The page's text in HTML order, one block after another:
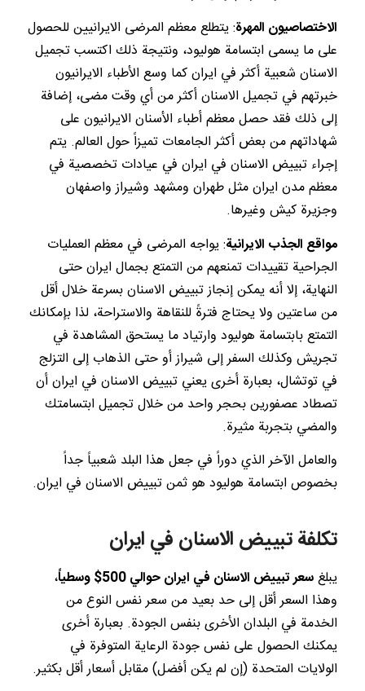
الاختصاصيون المهرة: يتطلع معظم المرضى الايرانيين للحصول
على ما يسمى ابتسامة هوليود، ونتيجة ذلك اكتسب تجميل
الاسنان شعبية أكثر في ايران كما وسع الأطباء الايرانيون
خبرتهم في تجميل الاسنان أكثر من أي وقت مضى، إضافة
إلى ذلك فقد حصل معظم أطباء الأسنان الايرانيون على
شهاداتهم من بعض أكثر الجامعات تميزاً حول العالم. يتم
إجراء تبييض الاسنان في ايران في عيادات تخصصية في
معظم مدن ايران مثل طهران ومشهد وشيراز واصفهان
وجزيرة كيش وغيرها.
مواقع الجذب الايرانية: يواجه المرضى في معظم العمليات
الجراحية تقييدات تمنعهم من التمتع بجمال ايران حتى
النهاية، إلا أنه يمكن إنجاز تبييض الاسنان بسرعة خلال أقل
من ساعتين ولا يحتاج فترةً للنقاهة والاستراحة، لذا بإمكانك
التمتع بابتسامة هوليود وارتياد ما يستحق المشاهدة في
تجريش وكذلك السفر إلى شيراز أو حتى الذهاب إلى التزلج
في توتشال، بعبارة أخرى يعني تبييض الاسنان في ايران أن
تصطاد عصفورين بحجر واحد من خلال تجميل ابتسامتك
والمضي بتجربة مثيرة.
والعامل الآخر الذي دوراً في جعل هذا البلد شعبياً جداً
بخصوص ابتسامة هوليود هو ثمن تبييض الاسنان في ايران.
تكلفة تبييض الاسنان في ايران
يبلغسعر تبييض الاسنان في ايران حوالي 500$ وسطياً
،
وهذا السعر أقل إلى حد بعيد من سعر نفس النوع من
الخدمة في البلدان الأخرى بنفس الجودة. بعبارة أخرى
يمكنك الحصول على نفس جودة الرعاية المتوفرة في
الولايات المتحدة (إن لم يكن أفضل) مقابل أسعار أقل بكثير.